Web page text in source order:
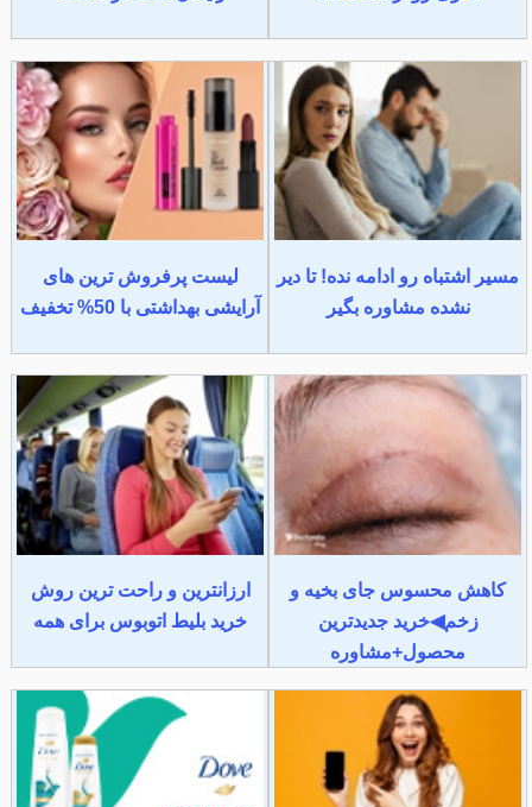
مسیر اشتباه رو ادامه نده! تا دیر
نشده مشاوره بگیر
لیست پرفروش ترین های
آرایشی بهداشتی با 50% تخفیف
کاهش محسوس جای بخیه و
زخم◀خرید جدیدترین
محصول+مشاوره
ارزانترین و راحت ترین روش
خرید بلیط اتوبوس برای همه